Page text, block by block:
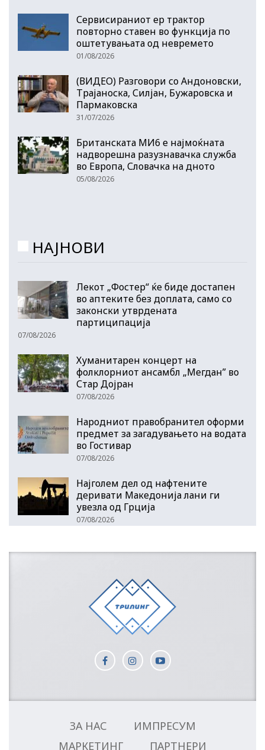
Сервисираниот ер трактор
повторно ставен во функција по
оштетувањата од невремето
01/08/2026
(ВИДЕО) Разговори со Андоновски,
Трајаноска, Силјан, Бужаровска и
Пармаковска
31/07/2026
Британската МИ6 е најмоќната
надворешна разузнавачка служба
во Европа, Словачка на дното
05/08/2026
НАЈНОВИ
Лекот „Фостер“ ќе биде достапен
во аптеките без доплата, само со
законски утврдената
партиципација
07/08/2026
Хуманитарен концерт на
фолклорниот ансамбл „Мегдан” во
Стар Дојран
07/08/2026
Народниот правобранител оформи
предмет за загадувањето на водата
во Гостивар
07/08/2026
Најголем дел од нафтените
деривати Македонија лани ги
увезла од Грција
07/08/2026
ЗА НАС
ИМПРЕСУМ
МАРКЕТИНГ
ПАРТНЕРИ